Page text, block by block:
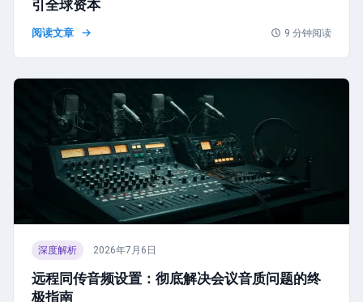
引全球资本
阅读文章 9 分钟阅读
深度解析 2026年7月6日
远程同传音频设置：彻底解决会议音质问题的终
极指南